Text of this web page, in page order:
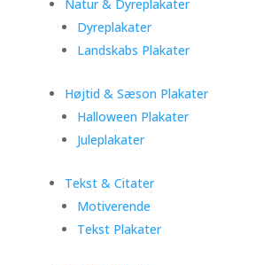
Natur & Dyreplakater
Dyreplakater
Landskabs Plakater
Højtid & Sæson Plakater
Halloween Plakater
Juleplakater
Tekst & Citater
Motiverende
Tekst Plakater